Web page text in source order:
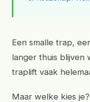
Een smalle trap,
langer thuis blijven
traplift vaak
Maar welke kies